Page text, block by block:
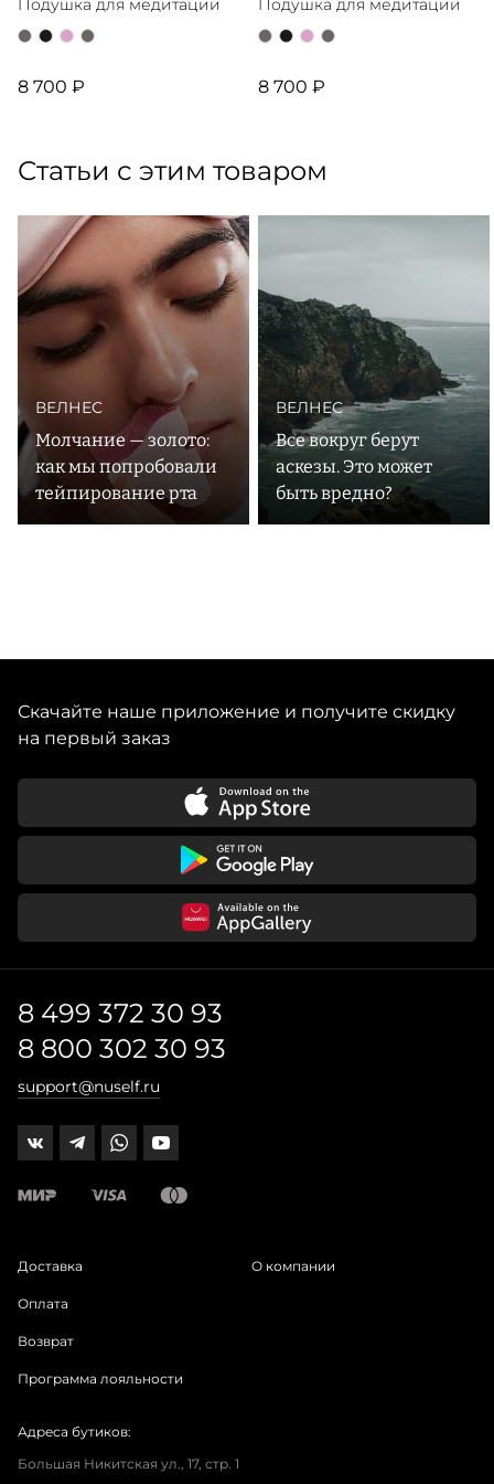
Подушка для медитации
8 700 ₽
Подушка для медитации
8 700 ₽
Статьи с этим товаром
ВЕЛНЕС
Молчание — золото:
как мы попробовали
тейпирование рта
ВЕЛНЕС
Все вокруг берут
аскезы. Это может
быть вредно?
Скачайте наше приложение и получите скидку
на первый заказ
8 499 372 30 93
8 800 302 30 93
support@nuself.ru
Доставка
Оплата
Возврат
Программа лояльности
О компании
Адреса бутиков:
Большая Никитская ул., 17, стр. 1